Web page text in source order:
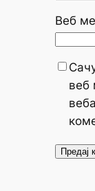
Веб
веб